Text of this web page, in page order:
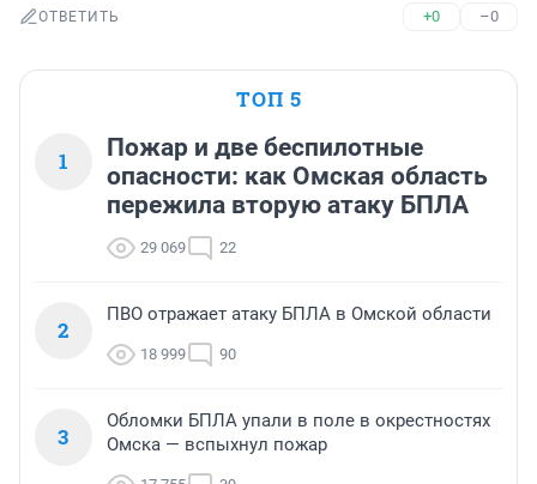
ОТВЕТИТЬ +0 –0
ТОП 5
1
Пожар и две беспилотные
опасности: как Омская область
пережила вторую атаку БПЛА
29 069 22
2
ПВО отражает атаку БПЛА в Омской области
18 999 90
3
Обломки БПЛА упали в поле в окрестностях
Омска — вспыхнул пожар